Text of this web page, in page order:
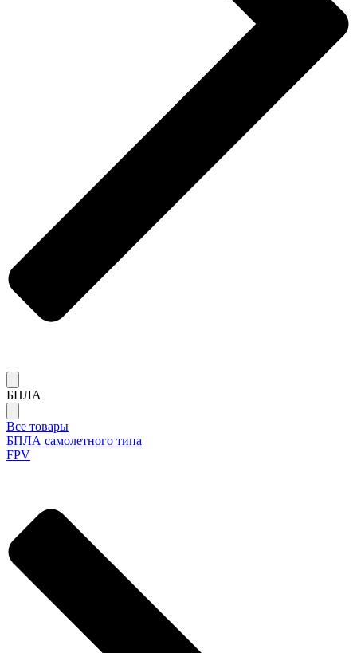
БПЛА
Все товары
БПЛА самолетного типа
FPV